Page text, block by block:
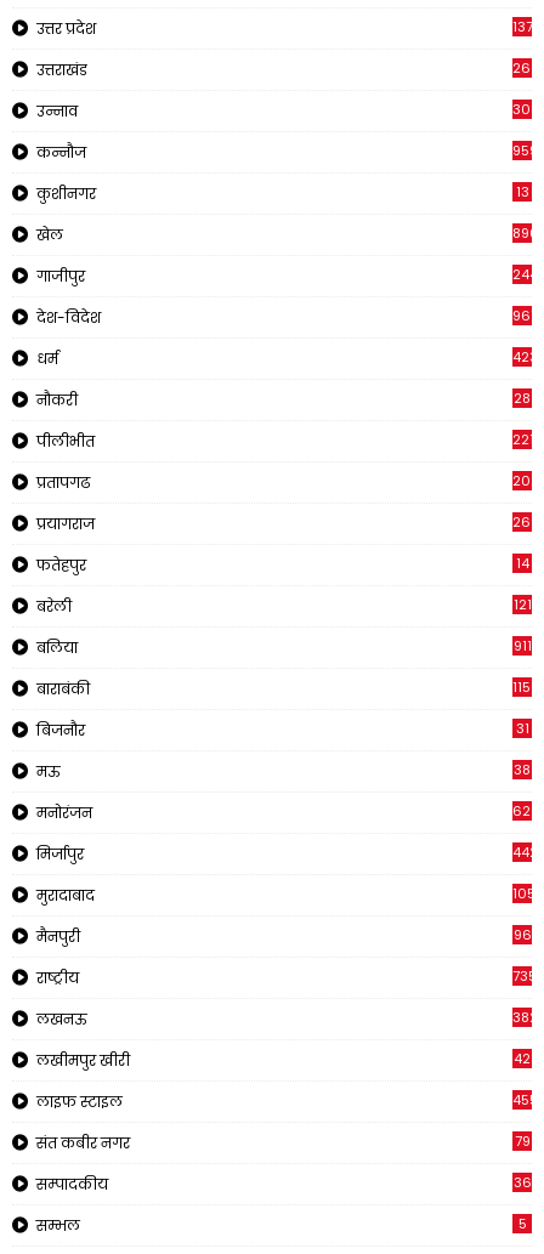
उत्तर प्रदेश 1378
उत्तराखंड
उन्नाव 308
कन्नौज 959
कुशीनगर 13
खेल 896
गाजीपुर 244
देश-विदेश 961
धर्म 423
नौकरी 28
पीलीभीत 2218
प्रतापगढ
प्रयागराज 269
फतेहपुर 14
बरेली 121
बलिया 911
बाराबंकी 1150
बिजनौर 31
मऊ 38
मनोरंजन 620
मिर्जापुर 442
मुरादाबाद 1057
मैनपुरी 96
राष्ट्रीय 7353
लखनऊ 3821
लखीमपुर खीरी 42
लाइफ स्टाइल 455
संत कबीर नगर 79
सम्पादकीय 36
सम्भल 5